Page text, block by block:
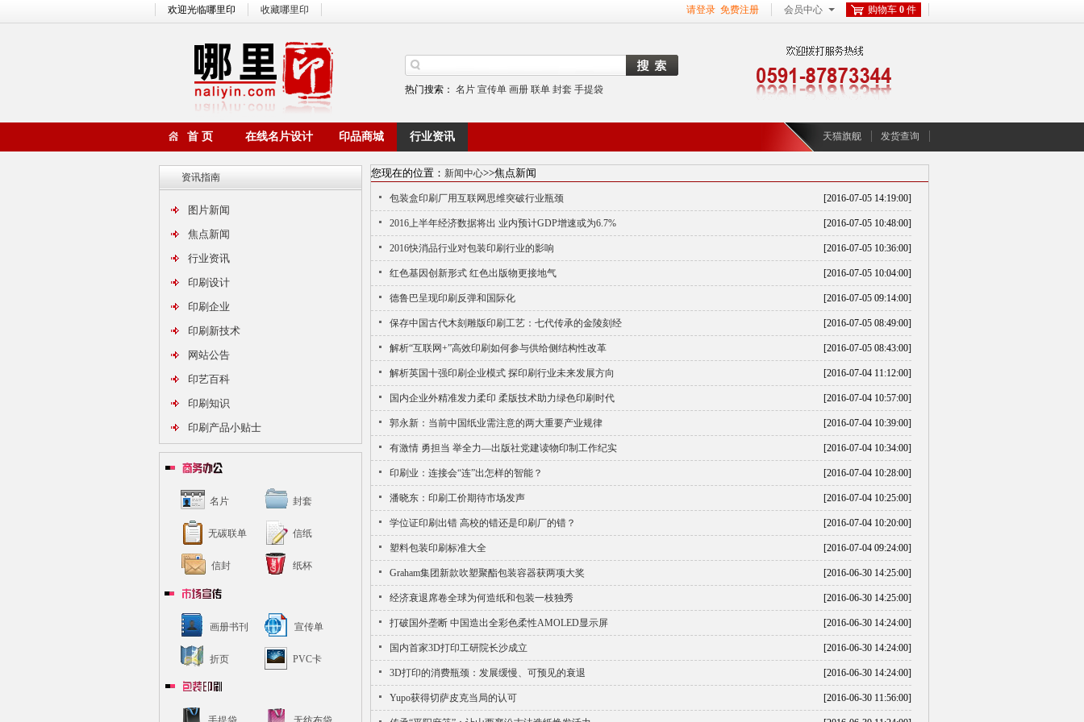
欢迎光临哪里印 收藏哪里印 请登录 免费注册 会员中心 购物车 0 件
热门搜索： 名片 宣传单 画册 联单 封套 手提袋
天猫旗舰 发货查询
首 页 在线名片设计 印品商城 行业资讯
资讯指南
图片新闻
焦点新闻
行业资讯
印刷设计
印刷企业
印刷新技术
网站公告
印艺百科
印刷知识
印刷产品小贴士
名片 封套
无碳联单 信纸
信封 纸杯
画册书刊 宣传单
折页 PVC卡
您现在的位置： 新闻中心>>焦点新闻
包装盒印刷厂用互联网思维突破行业瓶颈 [2016-07-05 14:19:00]
2016上半年经济数据将出 业内预计GDP增速或为6.7% [2016-07-05 10:48:00]
2016快消品行业对包装印刷行业的影响 [2016-07-05 10:36:00]
红色基因创新形式 红色出版物更接地气 [2016-07-05 10:04:00]
德鲁巴呈现印刷反弹和国际化 [2016-07-05 09:14:00]
保存中国古代木刻雕版印刷工艺：七代传承的金陵刻经 [2016-07-05 08:49:00]
解析“互联网+”高效印刷如何参与供给侧结构性改革 [2016-07-05 08:43:00]
解析英国十强印刷企业模式 探印刷行业未来发展方向 [2016-07-04 11:12:00]
国内企业外精准发力柔印 柔版技术助力绿色印刷时代 [2016-07-04 10:57:00]
郭永新：当前中国纸业需注意的两大重要产业规律 [2016-07-04 10:39:00]
有激情 勇担当 举全力—出版社党建读物印制工作纪实 [2016-07-04 10:34:00]
印刷业：连接会“连”出怎样的智能？ [2016-07-04 10:28:00]
潘晓东：印刷工价期待市场发声 [2016-07-04 10:25:00]
学位证印刷出错 高校的错还是印刷厂的错？ [2016-07-04 10:20:00]
塑料包装印刷标准大全 [2016-07-04 09:24:00]
Graham集团新款吹塑聚酯包装容器获两项大奖 [2016-06-30 14:25:00]
经济衰退席卷全球为何造纸和包装一枝独秀 [2016-06-30 14:25:00]
打破国外垄断 中国造出全彩色柔性AMOLED显示屏 [2016-06-30 14:24:00]
国内首家3D打印工研院长沙成立 [2016-06-30 14:24:00]
3D打印的消费瓶颈：发展缓慢、可预见的衰退 [2016-06-30 14:24:00]
Yupo获得切萨皮克当局的认可 [2016-06-30 11:56:00]